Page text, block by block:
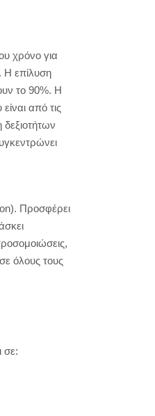
χρόνο για
Η επίλυση
το 90%. Η
από τις
Προσφέρει
όλους τους
σε: